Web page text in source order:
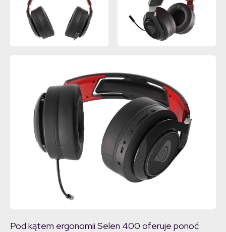
Pod kątem ergonomii Selen 400 oferuje ponoć